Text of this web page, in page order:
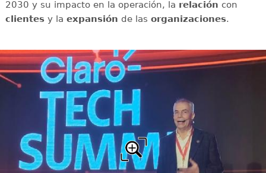
2030 y su impacto en la operación, la relación con
clientesy la expansión de las organizaciones.